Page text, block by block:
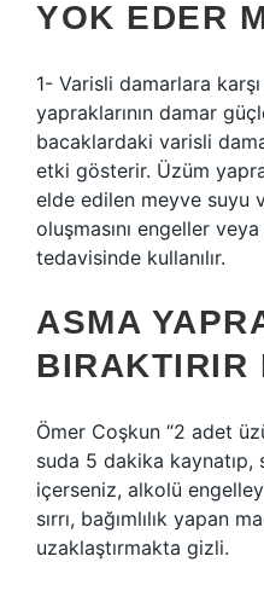
YOK EDER
1- Varisli damarlara
yapraklarının damar
bacaklardaki varisli
etki gösterir. Üzüm
elde edilen meyve suyu
oluşmasını engeller
tedavisinde kullanılır.
ASMA
BIRAKTIRIR
Ömer Coşkun “2 adet
suda 5 dakika kaynatıp,
içerseniz, alkolü
sırrı, bağımlılık yapan
uzaklaştırmakta gizli.